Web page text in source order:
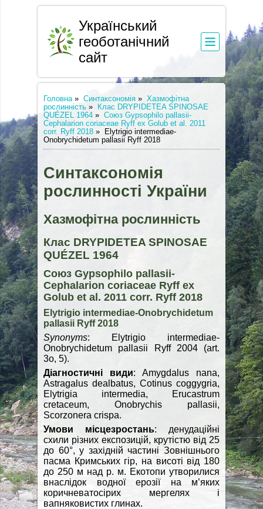
Український
геоботанічний
сайт
Головна » Синтаксономія » Хазмофітна
рослинність »
Клас DRYPIDETEA SPINOSAE
QUÉZEL 1964 » Союз Gypsophilo pallasii-
Cephalarion coriaceae Ryff ex Golub et al. 2011
corr. Ryff 2018 »
Elytrigio intermediae-
Onobrychidetum pallasii Ryff 2018
Синтаксономія
рослинності України
Хазмофітна рослинність
Клас DRYPIDETEA SPINOSAE
QUÉZEL 1964
Союз Gypsophilo pallasii-
Cephalarion coriaceae Ryff ex
Golub et al. 2011 corr. Ryff 2018
Elytrigio intermediae-Onobrychidetum
pallasii Ryff 2018
Synonyms: Elytrigio intermediae-
Onobrychidetum pallasii Ryff 2004 (art.
3o, 5).
Діагностичні види: Amygdalus nana,
Astragalus dealbatus, Cotinus coggygria,
Elytrigia intermedia, Erucastrum
cretaceum, Onobrychis pallasii,
Scorzonera crispa.
Умови місцезростань: денудаційні
схили різних експозицій, крутістю від 25
до 60°, у західній частині Зовнішнього
пасма Кримських гір, на висоті від 180
до 250 м над р. м. Екотопи утворилися
внаслідок водної ерозії на м’яких
коричневатосірих мергелях і
вапняковистих глинах.